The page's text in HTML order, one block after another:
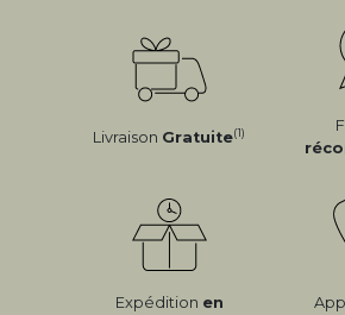
Livraison Gratuite(1)
Expédition en